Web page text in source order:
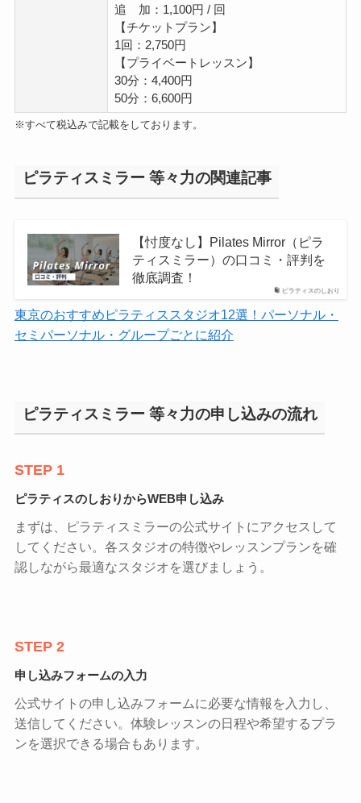
追 加：1,100円 / 回
【チケットプラン】
1回：2,750円
【プライベートレッスン】
30分：4,400円
50分：6,600円
※すべて税込みで記載をしております。
ピラティスミラー 等々力の関連記事
ピラティスのしおり
【忖度なし】Pilates Mirror（ピラ
ティスミラー）の口コミ・評判を
徹底調査！
東京のおすすめピラティススタジオ12選！パーソナル・
セミパーソナル・グループごとに紹介
ピラティスミラー 等々力の申し込みの流れ
STEP 1
ピラティスのしおりからWEB申し込み
まずは、ピラティスミラーの公式サイトにアクセスして
してください。各スタジオの特徴やレッスンプランを確
認しながら最適なスタジオを選びましょう。
STEP 2
申し込みフォームの入力
公式サイトの申し込みフォームに必要な情報を入力し、
送信してください。体験レッスンの日程や希望するプラ
ンを選択できる場合もあります。